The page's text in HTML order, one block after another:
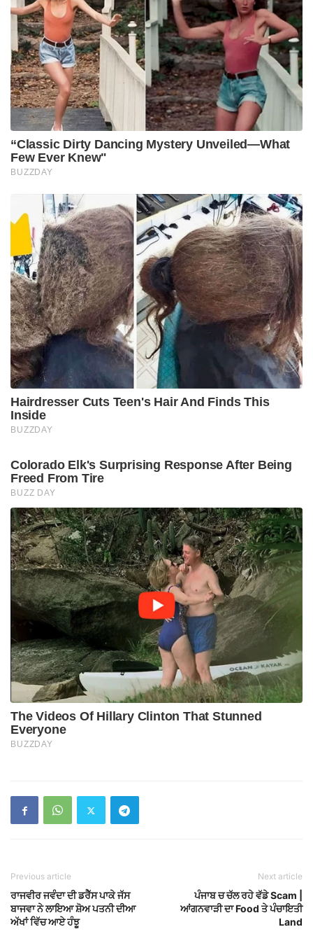
Previous article
ਰਾਜਵੀਰ ਜਵੰਦਾ ਦੀ ਡਰੈੱਸ ਪਾਕੇ ਜੱਸ
ਬਾਜਵਾ ਨੇ ਲਾਇਆ ਸ਼ੋਅ ਪਤਨੀ ਦੀਆ
ਅੱਖਾਂ ਵਿੱਚ ਆਏ ਹੰਝੂ
Next article
ਪੰਜਾਬ ਚ ਚੱਲ ਰਹੇ ਵੱਡੇ Scam |
ਆਂਗਨਵਾੜੀ ਦਾ Food ਤੇ ਪੰਚਾਇਤੀ
Land